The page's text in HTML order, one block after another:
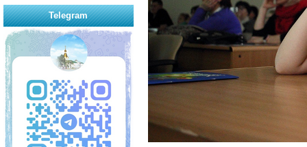
Telegram